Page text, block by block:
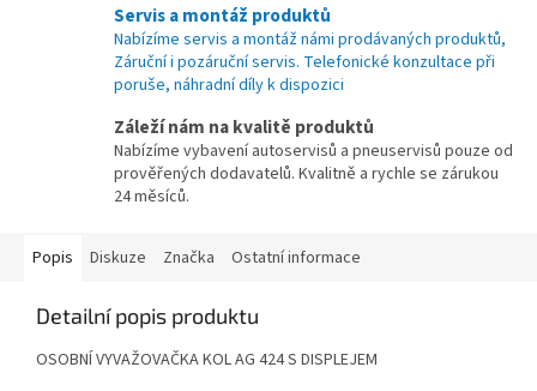
Servis a montáž produktů
Nabízíme servis a montáž námi prodávaných produktů,
Záruční i pozáruční servis. Telefonické konzultace při
poruše, náhradní díly k dispozici
Záleží nám na kvalitě produktů
Nabízíme vybavení autoservisů a pneuservisů pouze od
prověřených dodavatelů. Kvalitně a rychle se zárukou
24 měsíců.
Popis Diskuze Značka Ostatní informace
Detailní popis produktu
OSOBNÍ VYVAŽOVAČKA KOL AG 424 S DISPLEJEM